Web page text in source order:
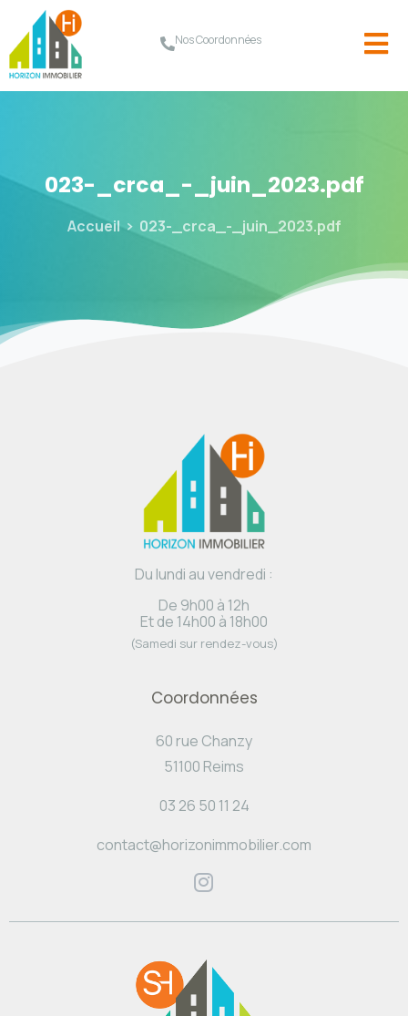
Nos Coordonnées
023-_crca_-_juin_2023.pdf
Accueil 023-_crca_-_juin_2023.pdf
Du lundi au vendredi :
De 9h00 à 12h
Et de 14h00 à 18h00
(Samedi sur rendez-vous)
Coordonnées
60 rue Chanzy
51100 Reims
03 26 50 11 24
contact@horizonimmobilier.com